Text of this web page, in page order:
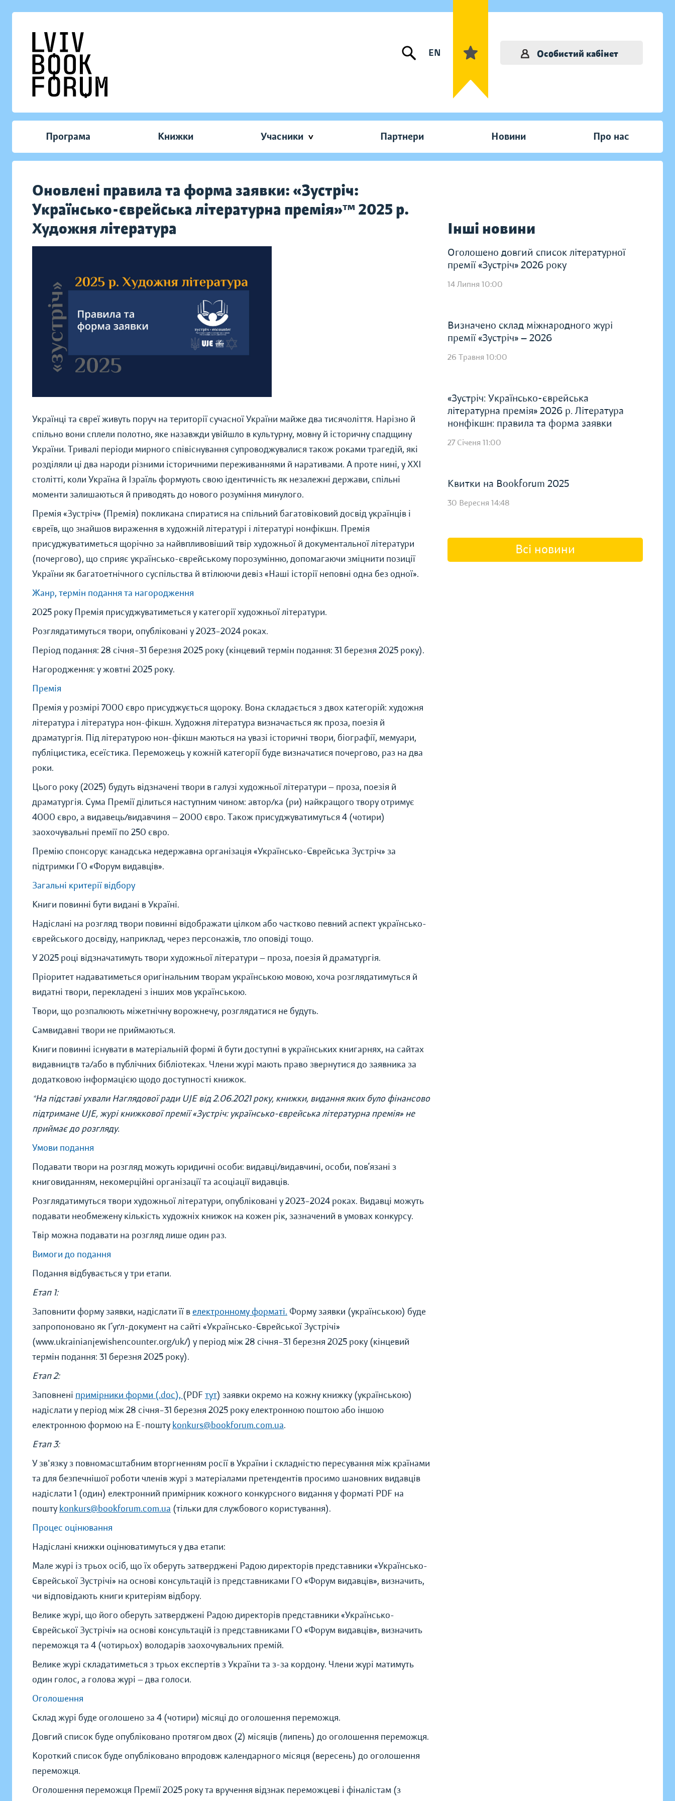
EN Особистий кабінет
Програма Книжки Учасники Партнери Новини Про нас
Оновлені правила та форма заявки: «Зустріч:
Українсько-єврейська літературна премія»™ 2025 р.
Художня література
Інші новини
Українці та євреї живуть поруч на території сучасної України майже два тисячоліття. Нарізно й
спільно вони сплели полотно, яке назавжди увійшло в культурну, мовну й історичну спадщину
України. Тривалі періоди мирного співіснування супроводжувалися також роками трагедій, які
розділяли ці два народи різними історичними переживаннями й наративами. А проте нині, у XXI
столітті, коли Україна й Ізраїль формують свою ідентичність як незалежні держави, спільні
моменти залишаються й приводять до нового розуміння минулого.
Премія «Зустріч» (Премія) покликана спиратися на спільний багатовіковий досвід українців і
євреїв, що знайшов вираження в художній літературі і літературі нонфікшн. Премія
присуджуватиметься щорічно за найвпливовіший твір художньої й документальної літератури
(почергово), що сприяє українсько-єврейському порозумінню, допомагаючи зміцнити позиції
України як багатоетнічного суспільства й втілюючи девіз «Наші історії неповні одна без одної».
Жанр, термін подання та нагородження
2025 року Премія присуджуватиметься у категорії художньої літератури.
Розглядатимуться твори, опубліковані у 2023–2024 роках.
Період подання: 28 січня–31 березня 2025 року (кінцевий термін подання: 31 березня 2025 року).
Нагородження: у жовтні 2025 року.
Премія
Премія у розмірі 7000 євро присуджується щороку. Вона складається з двох категорій: художня
література і літературa нон-фікшн. Художня література визначається як проза, поезія й
драматургія. Під літературою нон-фікшн маються на увазі історичні твори, біографії, мемуари,
публіцистика, есеїстика. Переможець у кожній категорії буде визначатися почергово, раз на два
роки.
Цього року (2025) будуть відзначені твори в галузі художньої літератури — проза, поезія й
драматургія. Сума Премії ділиться наступним чином: автор/ка (ри) найкращого твору отримує
4000 євро, а видавець/видавчиня — 2000 євро. Також присуджуватимуться 4 (чотири)
заохочувальні премії по 250 євро.
Премію спонсорує канадськa недержавнa організація «Українсько-Єврейська Зустріч» за
підтримки ГО «Форум видавців».
Загальні критерії відбору
Книги повинні бути видані в Україні.
Надіслані на розгляд твори повинні відображати цілком або частково певний аспект українсько-
єврейського досвіду, наприклад, через персонажів, тло оповіді тощо.
У 2025 році відзначатимуть твори художньої літератури — проза, поезія й драматургія.
Пріоритет надаватиметься оригінальним творам українською мовою, хоча розглядатимуться й
видатні твори, перекладені з інших мов українською.
Твори, що розпалюють міжетнічну ворожнечу, розглядатися не будуть.
Самвидавні твори не приймаються.
Книги повинні існувати в матеріальній формі й бути доступні в українських книгарнях, на сайтах
видавництв та/або в публічних бібліотеках. Члени журі мають право звернутися до заявника за
додатковою інформацією щодо доступності книжок.
*На підставі ухвали Наглядової ради UJE від 2.06.2021 року, книжки, видання яких було фінансово
підтримане UJE, журі книжкової премії «Зустріч: українсько-єврейська літературна премія» не
приймає до розгляду.
Умови подання
Подавати твори на розгляд можуть юридичні особи: видавці/видавчині, особи, пов’язані з
книговиданням, некомерційні організації та асоціації видавців.
Розглядатимуться твори художньої літератури, опубліковані у 2023–2024 роках. Видавці можуть
подавати необмежену кількість художніх книжок на кожен рік, зазначений в умовах конкурсу.
Твір можна подавати на розгляд лише один раз.
Вимоги до подання
Подання відбувається у три етапи.
Етап 1:
Заповнити форму заявки, надіслати її в електронному форматі. Форму заявки (українською) буде
запропоновано як Ґуґл-документ на сайті «Українсько-Єврейської Зустрічі»
(www.ukrainianjewishencounter.org/uk/) у період між 28 січня–31 березня 2025 року (кінцевий
термін подання: 31 березня 2025 року).
Етап 2:
Заповнені примірники форми (.doc), (PDF тут) заявки окремо на кожну книжку (українською)
надіслати у період між 28 січня–31 березня 2025 року електронною поштою або іншою
електронною формою на Е-пошту konkurs@bookforum.com.ua.
Етап 3:
У зв'язку з повномасштабним вторгненням росії в України і складністю пересування між країнами
та для безпечнішої роботи членів журі з матеріалами претендентів просимо шановних видавців
надіслати 1 (один) електронний примірник кожного конкурсного видання у форматі PDF на
пошту konkurs@bookforum.com.ua (тільки для службового користування).
Процес оцінювання
Надіслані книжки оцінюватимуться у два етапи:
Мале журі із трьох осіб, що їх оберуть затверджені Радою директорів представники «Українсько-
Єврейської Зустрічі» на основі консультацій із представниками ГО «Форум видавців», визначить,
чи відповідають книги критеріям відбору.
Велике журі, що його оберуть затверджені Радою директорів представники «Українсько-
Єврейської Зустрічі» на основі консультацій із представниками ГО «Форум видавців», визначить
переможця та 4 (чотирьох) володарів заохочувальних премій.
Велике журі складатиметься з трьох експертів з України та з-за кордону. Члени журі матимуть
один голос, а голова журі — два голоси.
Оголошення
Склад журі буде оголошено за 4 (чотири) місяці до оголошення переможця.
Довгий список буде опубліковано протягом двох (2) місяців (липень) до оголошення переможця.
Короткий список буде опубліковано впродовж календарного місяця (вересень) до оголошення
переможця.
Оголошення переможця Премії 2025 року та вручення відзнак переможцеві і фіналістам (з
Оголошено довгий список літературної
премії «Зустріч» 2026 року
14 Липня 10:00
Визначено склад міжнародного журі
премії «Зустріч» — 2026
26 Травня 10:00
«Зустріч: Українсько-єврейська
літературна премія» 2026 р. Література
нонфікшн: правила та форма заявки
27 Січеня 11:00
Квитки на Bookforum 2025
30 Вересня 14:48
Всі новини